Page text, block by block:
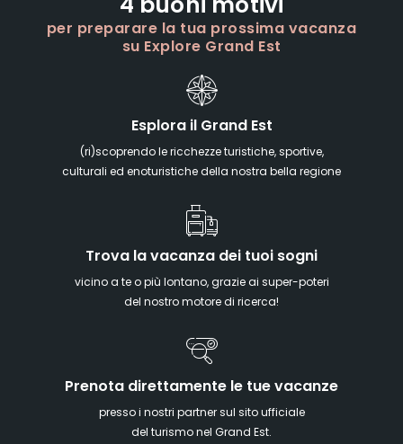
per preparare la tua prossima vacanza
su Explore Grand Est
Esplora il Grand Est
(ri)scoprendo le ricchezze turistiche, sportive,
culturali ed enoturistiche della nostra bella regione
Trova la vacanza dei tuoi sogni
vicino a te o più lontano, grazie ai super-poteri
del nostro motore di ricerca!
Prenota direttamente le tue vacanze
presso i nostri partner sul sito ufficiale
del turismo nel Grand Est.